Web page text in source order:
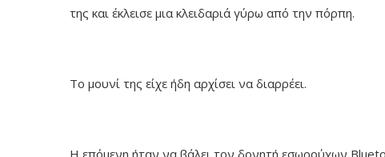
της και έκλεισε μια κλειδαριά γύρω από την πόρπη.
Το μουνί της είχε ήδη αρχίσει να διαρρέει.
Η επόμενη ήταν να βάλει τον δονητή εσωρούχων